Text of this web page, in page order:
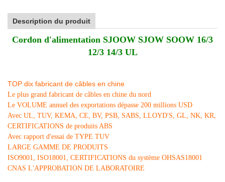
Description du produit
Cordon d'alimentation SJOOW SJOW SOOW 16/3
12/3 14/3 UL
TOP dix fabricant de câbles en chine
Le plus grand fabricant de câbles en chine du nord
Le VOLUME annuel des exportations dépasse 200 millions USD
Avec UL, TUV, KEMA, CE, BV, PSB, SABS, LLOYD'S, GL, NK, KR,
CERTIFICATIONS de produits ABS
Avec rapport d'essai de TYPE TUV
LARGE GAMME DE PRODUITS
ISO9001, ISO18001, CERTIFICATIONS du système OHSAS18001
CNAS L'APPROBATION DE LABORATOIRE